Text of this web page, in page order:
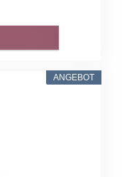
ANGEBOT